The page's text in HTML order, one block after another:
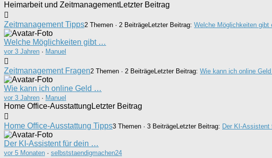
Heimarbeit und ZeitmanagementLetzter Beitrag
Zeitmanagement Tipps2 Themen · 2 BeiträgeLetzter Beitrag: Welche Möglichkeiten gibt
Welche Möglichkeiten gibt …
vor 3 Jahren · Manuel
Zeitmanagement Fragen2 Themen · 2 BeiträgeLetzter Beitrag: Wie kann ich online
Wie kann ich online Geld …
vor 3 Jahren · Manuel
Home Office-Ausstattung Letzter Beitrag
Home Office-Ausstattung Tipps3 Themen · 3 BeiträgeLetzter Beitrag: Der KI-Assistent
Der KI-Assistent für dein …
vor 5 Monaten · selbststaendigmachen24